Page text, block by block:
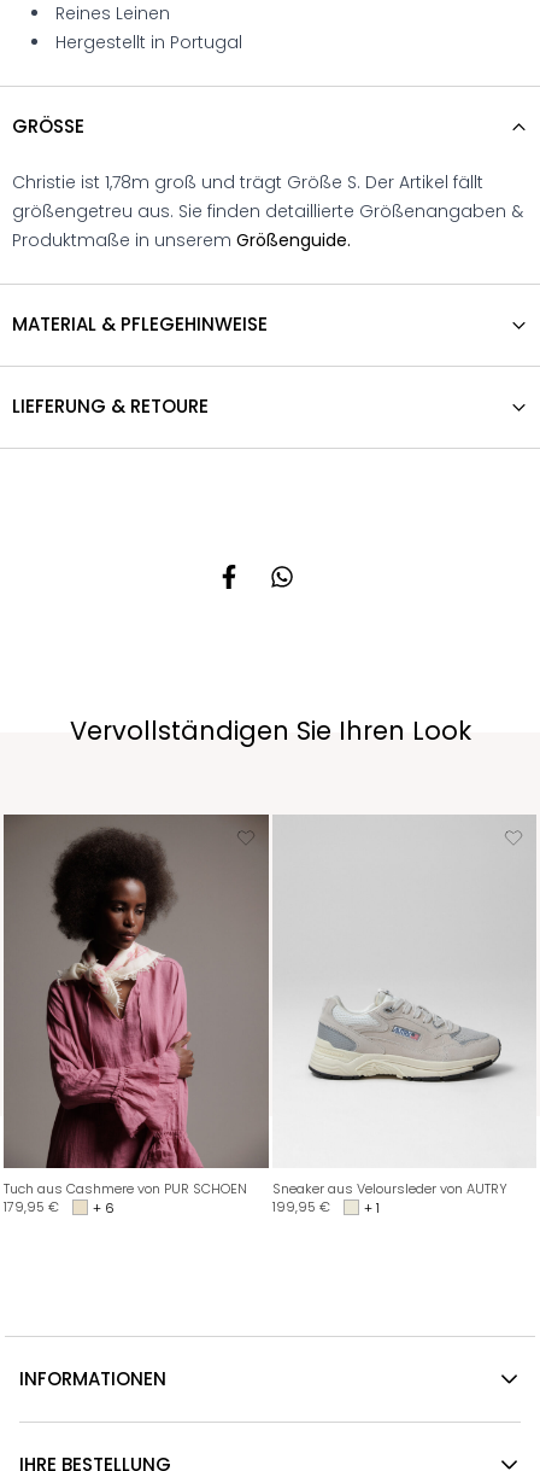
Reines Leinen
Hergestellt in Portugal
GRÖSSE
Christie ist 1,78m groß und trägt Größe S. Der Artikel fällt
größengetreu aus. Sie finden detaillierte Größenangaben &
Produktmaße in unserem Größenguide.
MATERIAL & PFLEGEHINWEISE
LIEFERUNG & RETOURE
Vervollständigen Sie Ihren Look
Tuch aus Cashmere von PUR SCHOEN
179,95 € + 6
Sneaker aus Veloursleder von AUTRY
199,95 € + 1
INFORMATIONEN
IHRE BESTELLUNG